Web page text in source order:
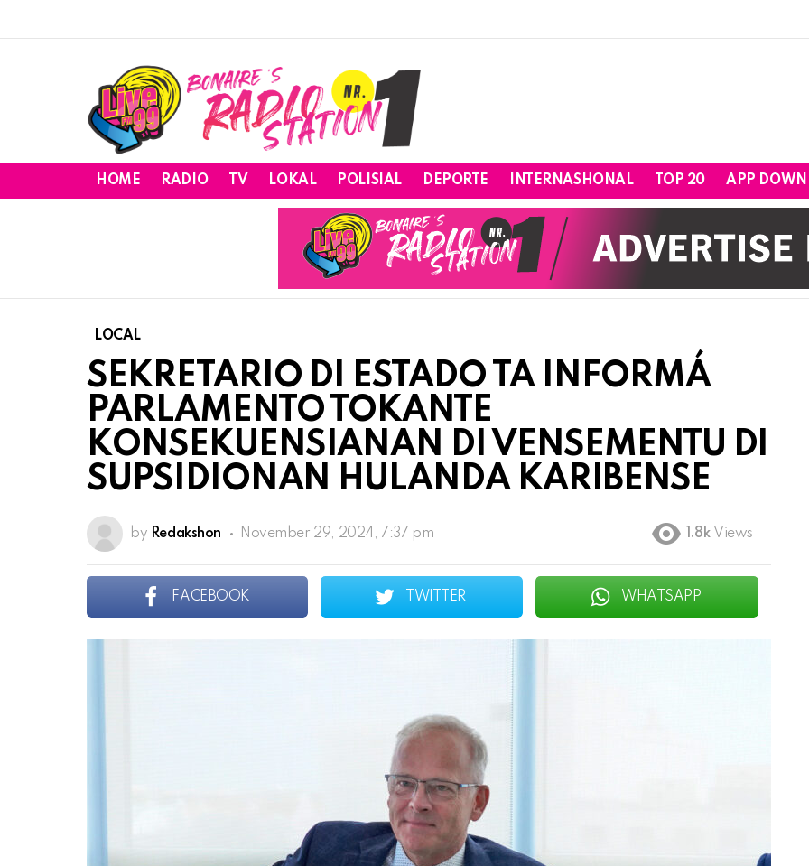
HOME RADIO TV LOKAL POLISIAL DEPORTE INTERNASHONAL TOP 20 APP
LOCAL
SEKRETARIO DI ESTADO TA INFORMÁ
PARLAMENTO TOKANTE
KONSEKUENSIANAN DI VENSEMENTU DI
SUPSIDIONAN HULANDA KARIBENSE
by Redakshon November 29, 2024, 7:37 pm 1.8k Views
FACEBOOK TWITTER WHATSAPP